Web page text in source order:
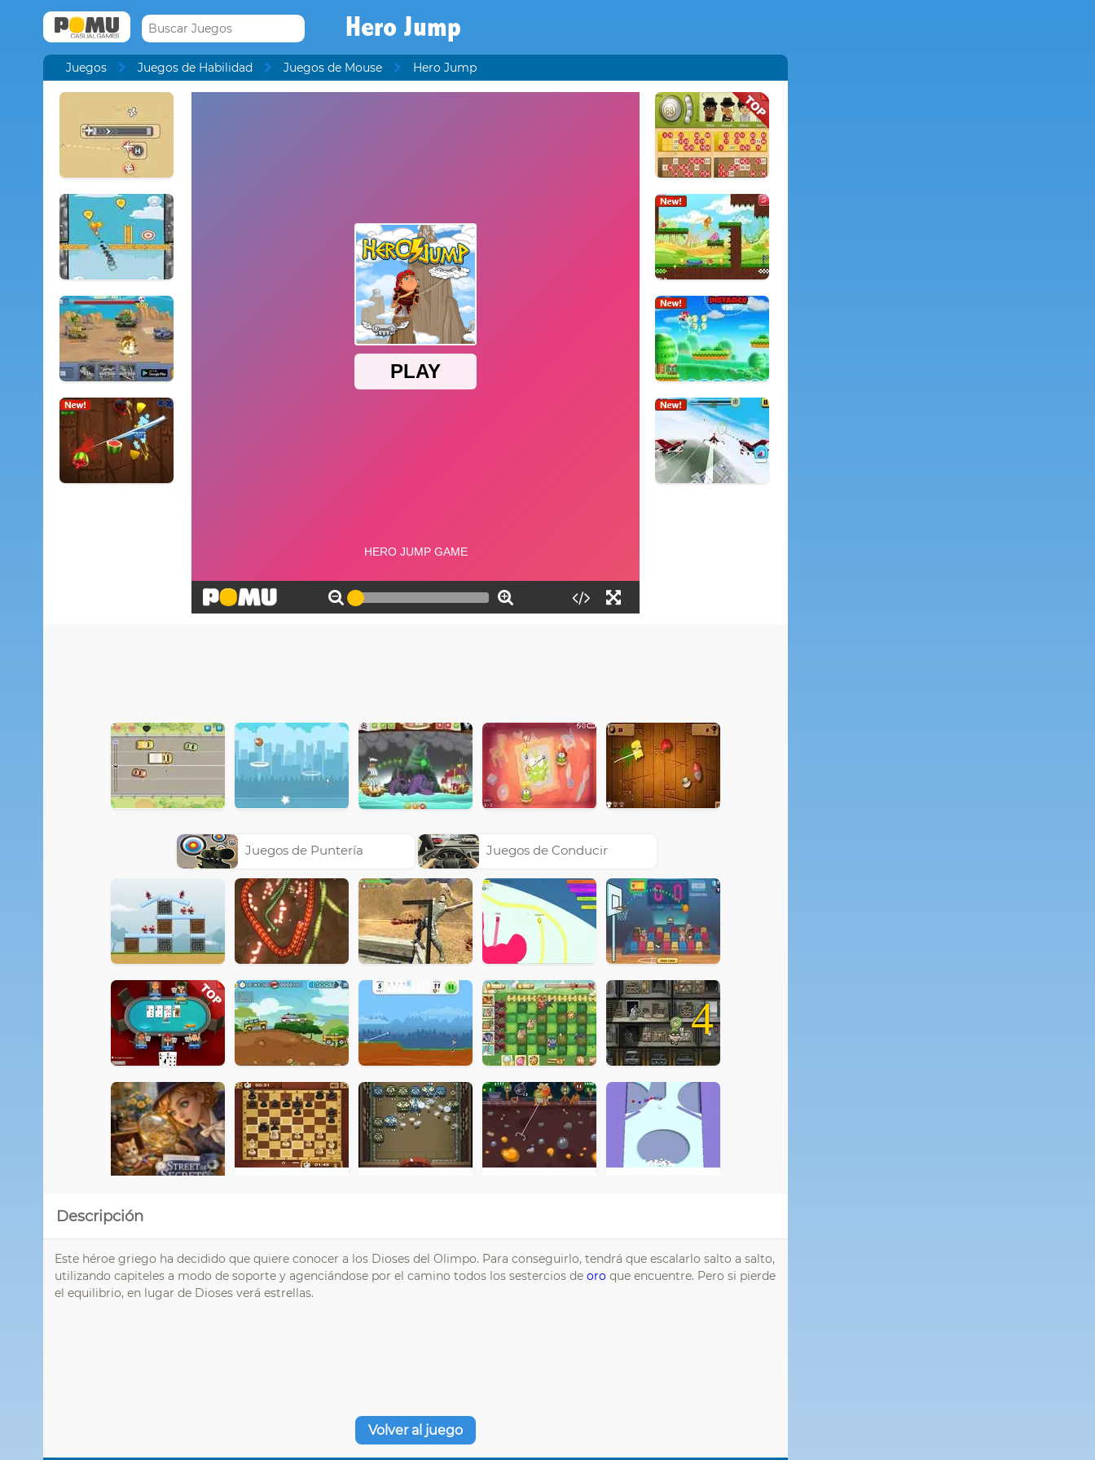
Hero Jump
Juegos Juegos de Habilidad Juegos de Mouse Hero Jump
Juegos de Puntería Juegos de Conducir
4
Descripción
Este héroe griego ha decidido que quiere conocer a los Dioses del Olimpo. Para conseguirlo, tendrá que escalarlo salto a salto,
utilizando capiteles a modo de soporte y agenciándose por el camino todos los sestercios de oro que encuentre. Pero si pierde
el equilibrio, en lugar de Dioses verá estrellas.
Volver al juego